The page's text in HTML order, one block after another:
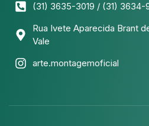
(31) 3635-3019 / (31) 3634-
Rua Ivete Aparecida Brant
Vale
arte.montagemoficial